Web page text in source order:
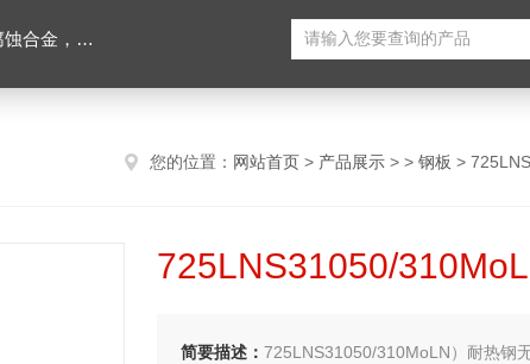
镍基合金
您的位置： 网站首页 > 产品展示 > > 钢板 >
725LNS31050/
简要描述： 725LNS31050/310MoLN）耐热钢